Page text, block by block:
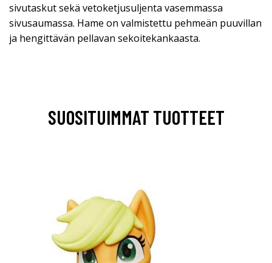
sivutaskut sekä vetoketjusuljenta vasemmassa
sivusaumassa. Hame on valmistettu pehmeän puuvillan
ja hengittävän pellavan sekoitekankaasta.
SUOSITUIMMAT TUOTTEET